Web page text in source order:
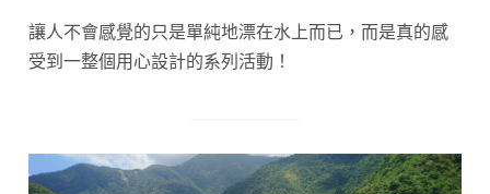
讓人不會感覺的只是單純地漂在水上而已，而是真的感
受到一整個用心設計的系列活動！